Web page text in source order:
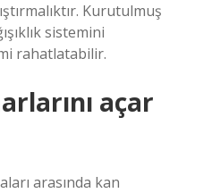
Kurutulmuş
sistemini
rahatlatabilir.
açar
arasında kan